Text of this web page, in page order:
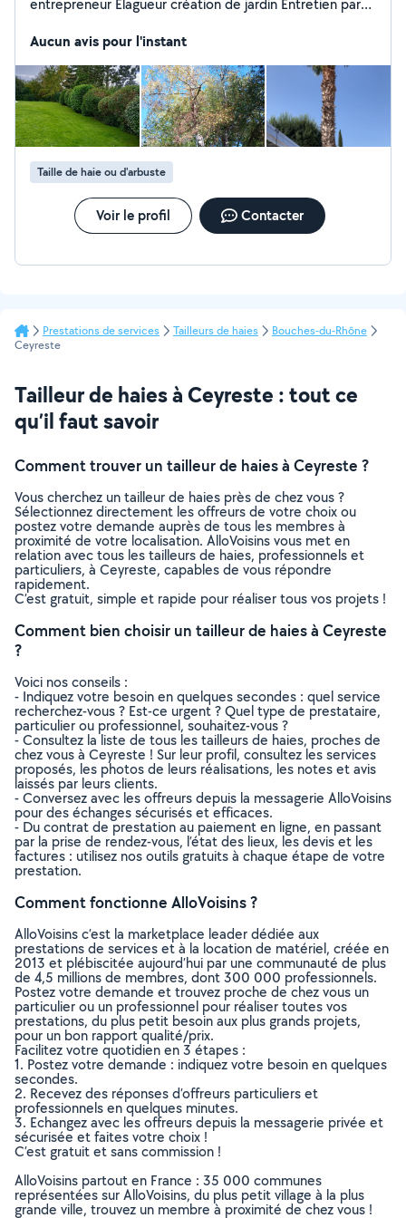
entrepreneur Elagueur création de jardin Entretien parc
abattage dessouchage devis gratuit et déplacement
pas à prend contacter pas male de prix forfaitaire
Aucun avis pour l'instant
Taille de haie ou d'arbuste
Voir le profil Contacter
Prestations de services Tailleurs de haies
Bouches-du-Rhône
Ceyreste
Tailleur de haies à Ceyreste : tout ce
qu’il faut savoir
Comment trouver un tailleur de haies à Ceyreste ?
Vous cherchez un tailleur de haies près de chez vous ?
Sélectionnez directement les offreurs de votre choix ou
postez votre demande auprès de tous les membres à
proximité de votre localisation. AlloVoisins vous met en
relation avec tous les tailleurs de haies, professionnels et
particuliers, à Ceyreste, capables de vous répondre
rapidement.
C’est gratuit, simple et rapide pour réaliser tous vos projets !
Comment bien choisir un tailleur de haies à Ceyreste
?
Voici nos conseils :
- Indiquez votre besoin en quelques secondes : quel service
recherchez-vous ? Est-ce urgent ? Quel type de prestataire,
particulier ou professionnel, souhaitez-vous ?
- Consultez la liste de tous les tailleurs de haies, proches de
chez vous à Ceyreste ! Sur leur profil, consultez les services
proposés, les photos de leurs réalisations, les notes et avis
laissés par leurs clients.
- Conversez avec les offreurs depuis la messagerie AlloVoisins
pour des échanges sécurisés et efficaces.
- Du contrat de prestation au paiement en ligne, en passant
par la prise de rendez-vous, l’état des lieux, les devis et les
factures : utilisez nos outils gratuits à chaque étape de votre
prestation.
Comment fonctionne AlloVoisins ?
AlloVoisins c’est la marketplace leader dédiée aux
prestations de services et à la location de matériel, créée en
2013 et plébiscitée aujourd’hui par une communauté de plus
de 4,5 millions de membres, dont 300 000 professionnels.
Postez votre demande et trouvez proche de chez vous un
particulier ou un professionnel pour réaliser toutes vos
prestations, du plus petit besoin aux plus grands projets,
pour un bon rapport qualité/prix.
Facilitez votre quotidien en 3 étapes :
1. Postez votre demande : indiquez votre besoin en quelques
secondes.
2. Recevez des réponses d’offreurs particuliers et
professionnels en quelques minutes.
3. Echangez avec les offreurs depuis la messagerie privée et
sécurisée et faites votre choix !
C’est gratuit et sans commission !
AlloVoisins partout en France : 35 000 communes
représentées sur AlloVoisins, du plus petit village à la plus
grande ville, trouvez un membre à proximité de chez vous !